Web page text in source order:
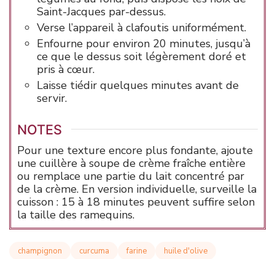
Saint-Jacques par-dessus.
Verse l’appareil à clafoutis uniformément.
Enfourne pour environ 20 minutes, jusqu’à
ce que le dessus soit légèrement doré et
pris à cœur.
Laisse tiédir quelques minutes avant de
servir.
NOTES
Pour une texture encore plus fondante, ajoute
une cuillère à soupe de crème fraîche entière
ou remplace une partie du lait concentré par
de la crème. En version individuelle, surveille la
cuisson : 15 à 18 minutes peuvent suffire selon
la taille des ramequins.
champignon curcuma farine
huile d'olive